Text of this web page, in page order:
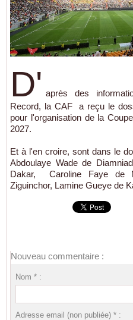
D' après des
Record, la CAF a reçu le
pour l'organisation de la
2027.
Et à l'en croire, sont dans le
Abdoulaye Wade de
Dakar, Caroline Faye de
Ziguinchor, Lamine Gueye de
Nouveau commentaire :
Nom * :
Adresse email (non publiée) * :